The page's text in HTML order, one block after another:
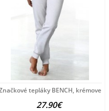
čierne
tepláky BENCH, krémove
27.90€